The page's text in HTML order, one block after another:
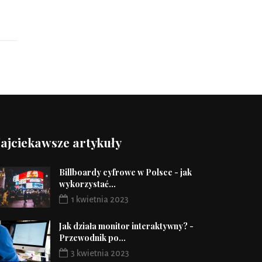
artykuły
Billboardy cyfrowe w Polsce - jak
wykorzystać...
1 kwietnia 2023
Jak działa monitor interaktywny? -
Przewodnik po...
3 kwietnia 2023